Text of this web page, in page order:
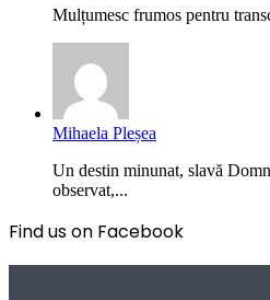
Mulțumesc frumos pentru
Mihaela Pleșea
Un destin minunat, slavă
observat,...
Find us on Facebook